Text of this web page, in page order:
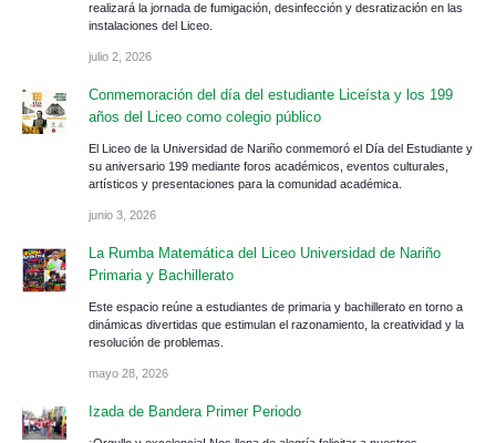
realizará la jornada de fumigación, desinfección y desratización en las
instalaciones del Liceo.
julio 2, 2026
Conmemoración del día del estudiante Liceísta y los 199
años del Liceo como colegio público
El Liceo de la Universidad de Nariño conmemoró el Día del Estudiante y
su aniversario 199 mediante foros académicos, eventos culturales,
artísticos y presentaciones para la comunidad académica.
junio 3, 2026
La Rumba Matemática del Liceo Universidad de Nariño
Primaria y Bachillerato
Este espacio reúne a estudiantes de primaria y bachillerato en torno a
dinámicas divertidas que estimulan el razonamiento, la creatividad y la
resolución de problemas.
mayo 28, 2026
Izada de Bandera Primer Periodo